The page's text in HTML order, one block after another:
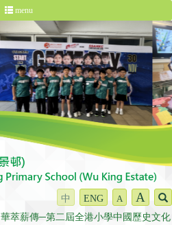
menu
中 ENG A A
華萃薪傳─第二屆全港小學中國歷史文化